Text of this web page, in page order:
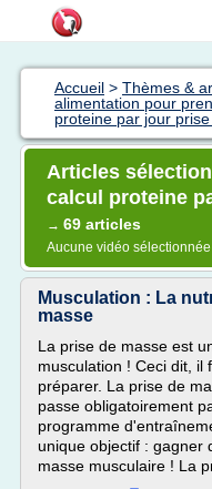
Accueil > Thèmes &
alimentation pour
proteine par jour
Articles
calcul proteine
→ 69 articles
Aucune vidéo
Musculation : La
masse
La prise de masse est
musculation ! Ceci dit, il
préparer. La prise de
passe obligatoirement
programme
unique objectif : gagner
masse musculaire ! La